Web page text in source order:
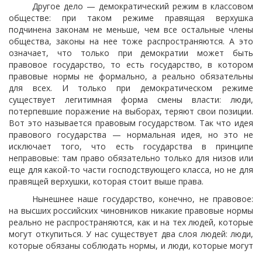
Другое дело — демократический режим в классовом
обществе: при таком режиме правящая верхушка
подчинена законам не меньше, чем все остальные члены
общества, законы на нее тоже распространяются. А это
означает, что только при демократии может быть
правовое государство, то есть государство, в котором
правовые нормы не формально, а реально обязательны
для всех. И только при демократическом режиме
существует легитимная форма смены власти: люди,
потерпевшие поражение на выборах, теряют свои позиции.
Вот это называется правовым государством. Так что идея
правового государства — нормальная идея, но это не
исключает того, что есть государства в принципе
неправовые: там право обязательно только для низов или
еще для какой-то части господствующего класса, но не для
правящей верхушки, которая стоит выше права.
Нынешнее наше государство, конечно, не правовое:
на высших российских чиновников никакие правовые нормы
реально не распространяются, как и на тех людей, которые
могут откупиться. У нас существует два слоя людей: люди,
которые обязаны соблюдать нормы, и люди, которые могут